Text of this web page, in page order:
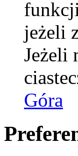
jeżeli
Jeżeli
Góra